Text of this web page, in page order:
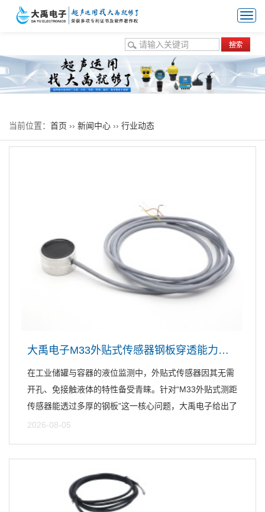
热门关键词： 超声波换能器 水声换能器
液体流量
计换能器
气体流量计换能器 防腐型换能器
当前位置： 首页 ›› 新闻中心 ›› 行业动态
大禹电子M33外贴式传感器钢板穿透能力与液位监测解析
在工业储罐与容器的液位监测中，外贴式传感器因其无需
开孔、免接触液体的特性备受青睐。针对“M33外贴式测距
传感器能透过多厚的钢板”这一核心问题，大禹电子给出了
明...
2026-08-05